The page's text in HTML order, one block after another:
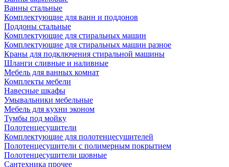
Ванны стальные
Комплектующие для ванн и поддонов
Поддоны стальные
Комплектующие для стиральных машин
Комплектующие для стиральных машин разное
Краны для подключения стиральной машины
Шланги сливные и наливные
Мебель для ванных комнат
Комплекты мебели
Навесные шкафы
Умывальники мебельные
Мебель для кухни эконом
Тумбы под мойку
Полотенцесушители
Комплектующие для полотенцесушителей
Полотенцесушители с полимерным покрытием
Полотенцесушители шовные
Сантехника прочее